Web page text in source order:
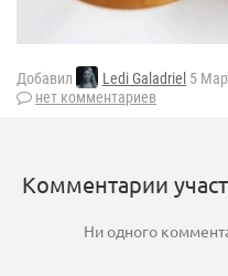
Добавил Ledi Galadriel 5
нет комментариев
Комментарии
Ни одного